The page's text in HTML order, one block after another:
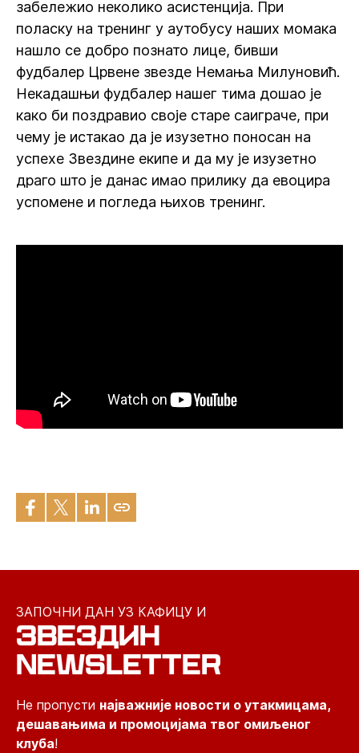
забележио неколико асистенција. При
поласку на тренинг у аутобусу наших момака
нашло се добро познато лице, бивши
фудбалер Црвене звезде Немања Милуновић.
Некадашњи фудбалер нашег тима дошао је
како би поздравио своје старе саиграче, при
чему је истакао да је изузетно поносан на
успехе Звездине екипе и да му је изузетно
драго што је данас имао прилику да евоцира
успомене и погледа њихов тренинг.
ЗАПОЧНИ ДАН УЗ КАФИЦУ И
ЗВЕЗДИН
NEWSLETTER
Не пропусти најважније новости о утакмицама,
дешавањима и промоцијама твог омиљеног
клуба!